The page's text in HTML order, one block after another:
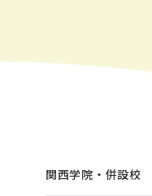
関西学院・併設校